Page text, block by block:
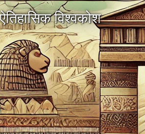
विश्वकोश